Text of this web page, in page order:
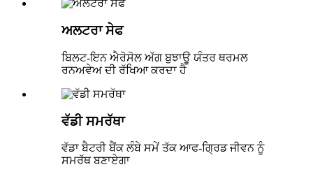
ਅਲਟਰਾ ਸੇਫ
ਬਿਲਟ-ਇਨ ਐਰੋਸੋਲ ਅੱਗ ਬੁਝਾਊ ਯੰਤਰ ਥਰਮਲ
ਰਨਅਵੇਅ ਦੀ ਰੱਖਿਆ ਕਰਦਾ ਹੈ
ਵੱਡੀ ਸਮਰੱਥਾ
ਵੱਡਾ ਬੈਟਰੀ ਬੈਂਕ ਲੰਬੇ ਸਮੇਂ ਤੱਕ ਆਫ-ਗ੍ਰਿਡ ਜੀਵਨ ਨੂੰ
ਸਮਰੱਥ ਬਣਾਏਗਾ